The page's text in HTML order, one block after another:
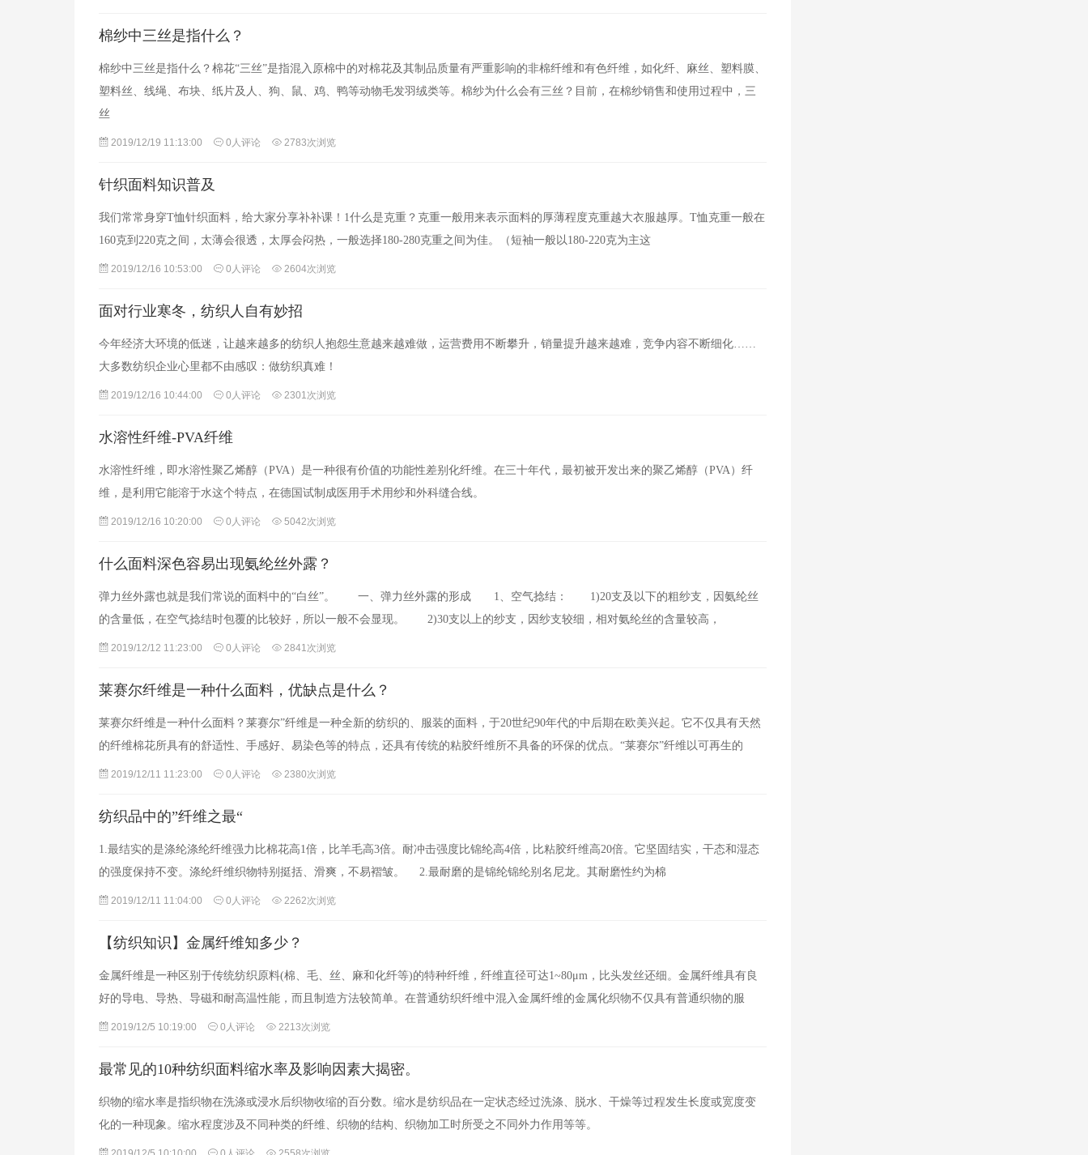
棉纱中三丝是指什么？
棉纱中三丝是指什么？棉花“三丝”是指混入原棉中的对棉花及其制品质量有严重影响的非棉纤维和有色纤维，如化纤、麻丝、塑料膜、
塑料丝、线绳、布块、纸片及人、狗、鼠、鸡、鸭等动物毛发羽绒类等。棉纱为什么会有三丝？目前，在棉纱销售和使用过程中，三
丝
2019/12/19 11:13:00 0人评论 2783次浏览
针织面料知识普及
我们常常身穿T恤针织面料，给大家分享补补课！1什么是克重？克重一般用来表示面料的厚薄程度克重越大衣服越厚。T恤克重一般在
160克到220克之间，太薄会很透，太厚会闷热，一般选择180-280克重之间为佳。（短袖一般以180-220克为主这
2019/12/16 10:53:00 0人评论 2604次浏览
面对行业寒冬，纺织人自有妙招
今年经济大环境的低迷，让越来越多的纺织人抱怨生意越来越难做，运营费用不断攀升，销量提升越来越难，竞争内容不断细化……
大多数纺织企业心里都不由感叹：做纺织真难！
2019/12/16 10:44:00 0人评论 2301次浏览
水溶性纤维-PVA纤维
水溶性纤维，即水溶性聚乙烯醇（PVA）是一种很有价值的功能性差别化纤维。在三十年代，最初被开发出来的聚乙烯醇（PVA）纤
维，是利用它能溶于水这个特点，在德国试制成医用手术用纱和外科缝合线。
2019/12/16 10:20:00 0人评论 5042次浏览
什么面料深色容易出现氨纶丝外露？
弹力丝外露也就是我们常说的面料中的“白丝”。 一、弹力丝外露的形成 1、空气捻结： 1)20支及以下的粗纱支，因氨纶丝
的含量低，在空气捻结时包覆的比较好，所以一般不会显现。 2)30支以上的纱支，因纱支较细，相对氨纶丝的含量较高，
2019/12/12 11:23:00 0人评论 2841次浏览
莱赛尔纤维是一种什么面料，优缺点是什么？
莱赛尔纤维是一种什么面料？莱赛尔”纤维是一种全新的纺织的、服装的面料，于20世纪90年代的中后期在欧美兴起。它不仅具有天然
的纤维棉花所具有的舒适性、手感好、易染色等的特点，还具有传统的粘胶纤维所不具备的环保的优点。“莱赛尔”纤维以可再生的
2019/12/11 11:23:00 0人评论 2380次浏览
纺织品中的”纤维之最“
1.最结实的是涤纶涤纶纤维强力比棉花高1倍，比羊毛高3倍。耐冲击强度比锦纶高4倍，比粘胶纤维高20倍。它坚固结实，干态和湿态
的强度保持不变。涤纶纤维织物特别挺括、滑爽，不易褶皱。 2.最耐磨的是锦纶锦纶别名尼龙。其耐磨性约为棉
2019/12/11 11:04:00 0人评论 2262次浏览
【纺织知识】金属纤维知多少？
金属纤维是一种区别于传统纺织原料(棉、毛、丝、麻和化纤等)的特种纤维，纤维直径可达1~80μm，比头发丝还细。金属纤维具有良
好的导电、导热、导磁和耐高温性能，而且制造方法较简单。在普通纺织纤维中混入金属纤维的金属化织物不仅具有普通织物的服
2019/12/5 10:19:00 0人评论 2213次浏览
最常见的10种纺织面料缩水率及影响因素大揭密。
织物的缩水率是指织物在洗涤或浸水后织物收缩的百分数。缩水是纺织品在一定状态经过洗涤、脱水、干燥等过程发生长度或宽度变
化的一种现象。缩水程度涉及不同种类的纤维、织物的结构、织物加工时所受之不同外力作用等等。